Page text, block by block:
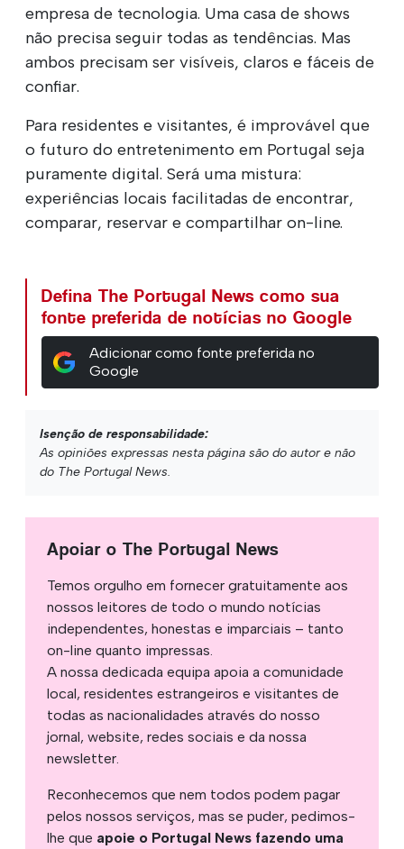
empresa de tecnologia. Uma casa de shows
não precisa seguir todas as tendências. Mas
ambos precisam ser visíveis, claros e fáceis de
confiar.
Para residentes e visitantes, é improvável que
o futuro do entretenimento em Portugal seja
puramente digital. Será uma mistura:
experiências locais facilitadas de encontrar,
comparar, reservar e compartilhar on-line.
Defina The Portugal News como sua
fonte preferida de notícias no Google
Adicionar como fonte preferida no
Google
Isenção de responsabilidade:
As opiniões expressas nesta página são do autor e não
do The Portugal News.
Apoiar o The Portugal News
Temos orgulho em fornecer gratuitamente aos
nossos leitores de todo o mundo notícias
independentes, honestas e imparciais – tanto
on-line quanto impressas.
A nossa dedicada equipa apoia a comunidade
local, residentes estrangeiros e visitantes de
todas as nacionalidades através do nosso
jornal, website, redes sociais e da nossa
newsletter.
Reconhecemos que nem todos podem pagar
pelos nossos serviços, mas se puder, pedimos-
lhe que apoie o Portugal News fazendo uma